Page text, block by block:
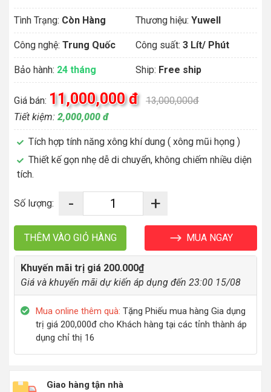
Tình Trạng: Còn Hàng Thương hiệu: Yuwell
Công nghệ: Trung Quốc Công suất: 3 Lít/ Phút
Bảo hành: 24 tháng Ship: Free ship
Giá bán: 11,000,000 đ
13,000,000đ
Tiết kiệm: 2,000,000 đ
Tích hợp tính năng xông khí dung ( xông mũi họng )
Thiết kế gọn nhẹ dễ di chuyển, không chiếm nhiều diện
tích.
Số lượng: - +
THÊM VÀO GIỎ HÀNG MUA NGAY
Khuyến mãi trị giá 200.000₫
Giá và khuyến mãi dự kiến áp dụng đến 23:00 15/08
Mua online thêm quà: Tặng Phiếu mua hàng Gia dụng
trị giá 200,000đ cho Khách hàng tại các tỉnh thành áp
dụng chỉ thị 16
Giao hàng tận nhà